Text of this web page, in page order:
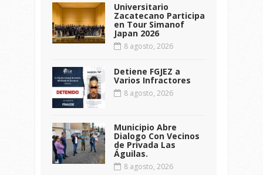
Universitario
Zacatecano Participa
en Tour Simanof
Japan 2026
8 agosto, 2026
Detiene FGJEZ a
Varios Infractores
8 agosto, 2026
Municipio Abre
Dialogo Con Vecinos
de Privada Las
Águilas.
8 agosto, 2026